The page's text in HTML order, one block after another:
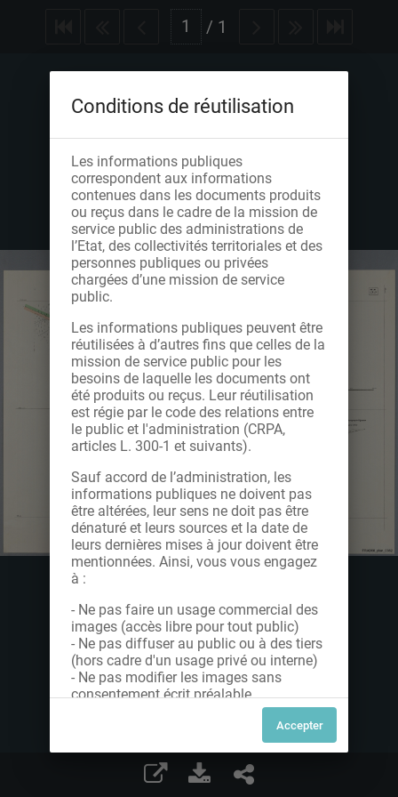
/ 1
Conditions de réutilisation
Les informations publiques
correspondent aux informations
contenues dans les documents produits
ou reçus dans le cadre de la mission de
service public des administrations de
l’Etat, des collectivités territoriales et des
personnes publiques ou privées
chargées d’une mission de service
public.
Les informations publiques peuvent être
réutilisées à d’autres fins que celles de la
mission de service public pour les
besoins de laquelle les documents ont
été produits ou reçus. Leur réutilisation
est régie par le code des relations entre
le public et l'administration (CRPA,
articles L. 300-1 et suivants).
Sauf accord de l’administration, les
informations publiques ne doivent pas
être altérées, leur sens ne doit pas être
dénaturé et leurs sources et la date de
leurs dernières mises à jour doivent être
mentionnées. Ainsi, vous vous engagez
à :
- Ne pas faire un usage commercial des
images (accès libre pour tout public)
- Ne pas diffuser au public ou à des tiers
(hors cadre d'un usage privé ou interne)
- Ne pas modifier les images sans
consentement écrit préalable
Dans le cas contraire, nous vous invitons
à nous contacter afin de solliciter le type
de Licence souhaitée parmi celles
proposées et le cas échéant, acquitter